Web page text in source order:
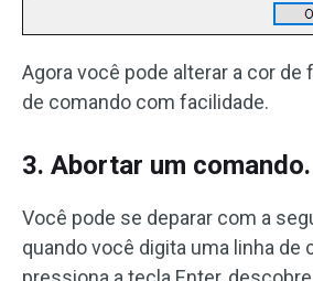
Agora você pode alterar a cor de
de comando com facilidade.
3. Abortar um comando.
Você pode se deparar com a
quando você digita uma linha de